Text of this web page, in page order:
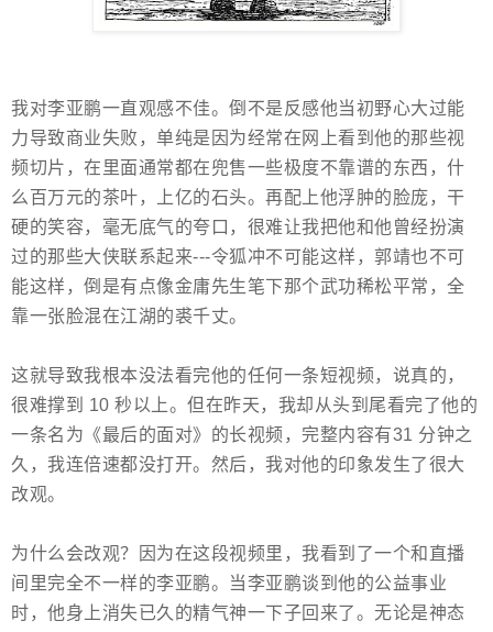
我对李亚鹏一直观感不佳。倒不是反感他当初野心大过能
力导致商业失败，单纯是因为经常在网上看到他的那些视
频切片，在里面通常都在兜售一些极度不靠谱的东西，什
么百万元的茶叶，上亿的石头。再配上他浮肿的脸庞，干
硬的笑容，毫无底气的夸口，很难让我把他和他曾经扮演
过的那些大侠联系起来---令狐冲不可能这样，郭靖也不可
能这样，倒是有点像金庸先生笔下那个武功稀松平常，全
靠一张脸混在江湖的裘千丈。
这就导致我根本没法看完他的任何一条短视频，说真的，
很难撑到 10 秒以上。但在昨天，我却从头到尾看完了他的
一条名为《最后的面对》的长视频，完整内容有31 分钟之
久，我连倍速都没打开。然后，我对他的印象发生了很大
改观。
为什么会改观？因为在这段视频里，我看到了一个和直播
间里完全不一样的李亚鹏。当李亚鹏谈到他的公益事业
时，他身上消失已久的精气神一下子回来了。无论是神态